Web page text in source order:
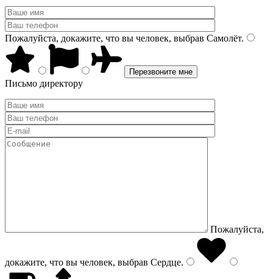
Пожалуйста, докажите, что вы человек, выбрав Самолёт.
Письмо директору
Пожалуйста,
докажите, что вы человек, выбрав Сердце.